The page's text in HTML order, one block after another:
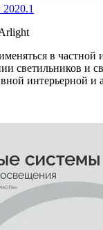
в частной
светильников и
интерьерной и